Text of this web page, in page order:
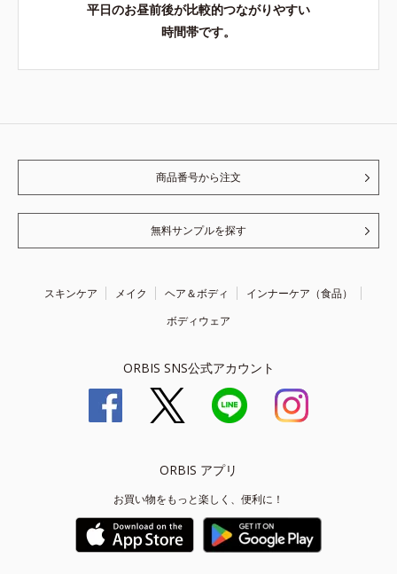
平日のお昼前後が比較的つながりやすい
時間帯です。
商品番号から注文
無料サンプルを探す
スキンケア メイク ヘア＆ボディ
インナーケア（食品）
ボディウェア
ORBIS SNS公式アカウント
ORBIS アプリ
お買い物をもっと楽しく、便利に！